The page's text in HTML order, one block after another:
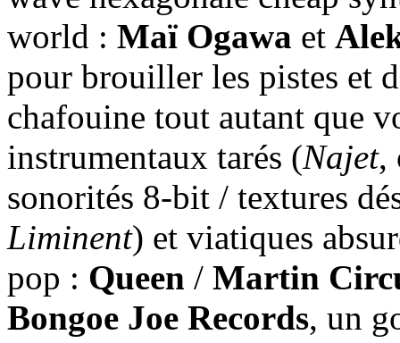
world : Maï Ogawa et
pour brouiller les pistes et
chafouine tout autant que
instrumentaux tarés (Najet,
sonorités 8-bit / textures
Liminent) et viatiques
pop : Queen / Martin
Bongoe Joe Records, un